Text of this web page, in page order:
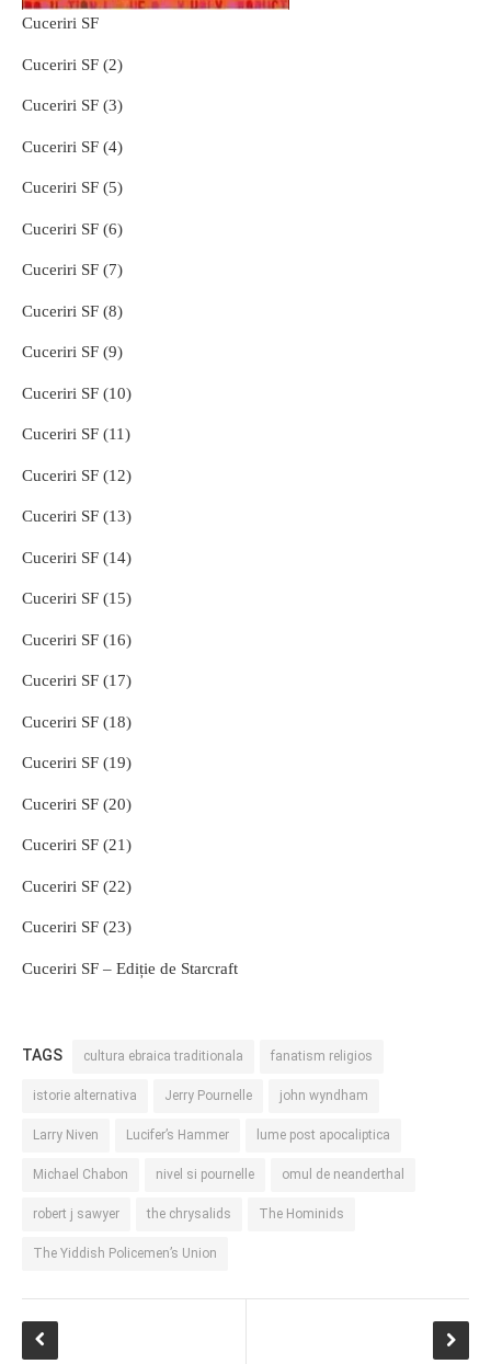
Cuceriri SF
Cuceriri SF (2)
Cuceriri SF (3)
Cuceriri SF (4)
Cuceriri SF (5)
Cuceriri SF (6)
Cuceriri SF (7)
Cuceriri SF (8)
Cuceriri SF (9)
Cuceriri SF (10)
Cuceriri SF (11)
Cuceriri SF (12)
Cuceriri SF (13)
Cuceriri SF (14)
Cuceriri SF (15)
Cuceriri SF (16)
Cuceriri SF (17)
Cuceriri SF (18)
Cuceriri SF (19)
Cuceriri SF (20)
Cuceriri SF (21)
Cuceriri SF (22)
Cuceriri SF (23)
Cuceriri SF – Ediție de Starcraft
TAGS cultura ebraica traditionala fanatism religios
istorie alternativa Jerry Pournelle john wyndham
Larry Niven Lucifer’s Hammer lume post apocaliptica
Michael Chabon nivel si pournelle omul de neanderthal
robert j sawyer the chrysalids The Hominids
The Yiddish Policemen’s Union